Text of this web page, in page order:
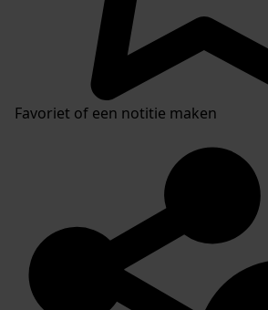
Favoriet of een notitie maken